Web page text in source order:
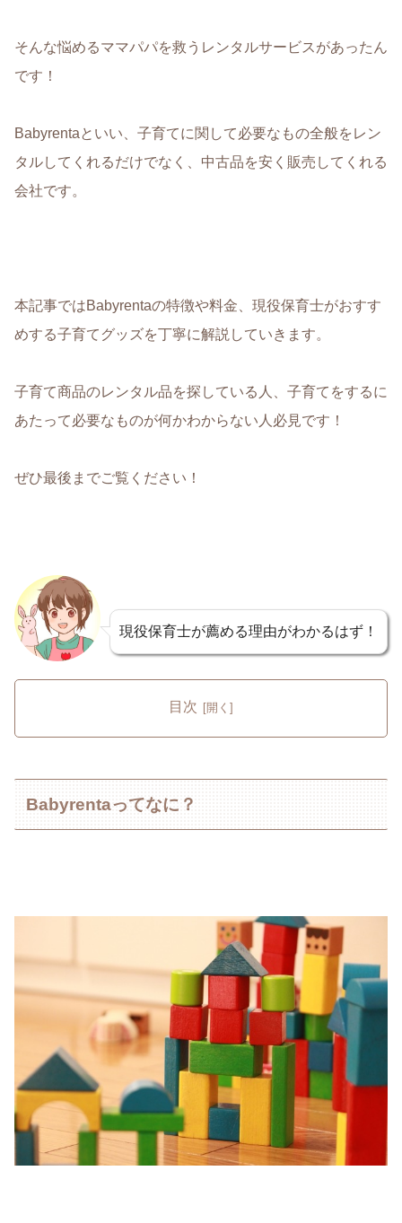
そんな悩めるママパパを救うレンタルサービスがあったん
です！
Babyrentaといい、子育てに関して必要なもの全般をレン
タルしてくれるだけでなく、中古品を安く販売してくれる
会社です。
本記事ではBabyrentaの特徴や料金、現役保育士がおすす
めする子育てグッズを丁寧に解説していきます。
子育て商品のレンタル品を探している人、子育てをするに
あたって必要なものが何かわからない人必見です ！
ぜひ最後までご覧ください！
現役保育士が薦める理由がわかるはず！
目次
Babyrentaってなに？